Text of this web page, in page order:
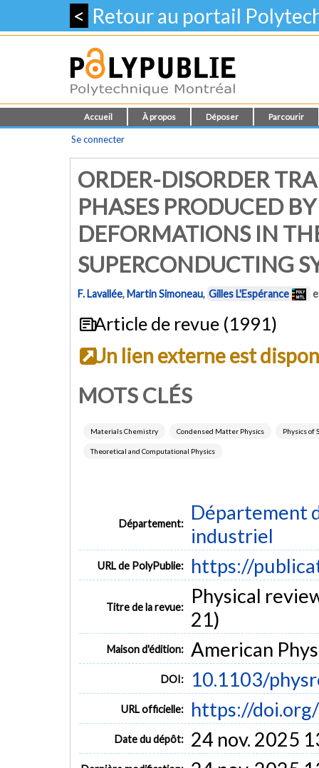
< Retour au portail
Accueil À propos Déposer Parcourir
Se connecter
ORDER-DISORDER
PHASES PRODUCED
DEFORMATIONS IN
SUPERCONDUCTING
F. Lavallée,Martin Simoneau, Gilles L'Espérance
Article de revue (1991)
Un lien externe est
MOTS CLÉS
Materials Chemistry Condensed Matter Physics Physics of
Theoretical and Computational Physics
Département:
Département
industriel
URL de PolyPublie: https://
Titre de la revue:
Physical
21)
Maison d'édition: American
DOI: 10.1103/
URL officielle: https://
Date du dépôt: 24 nov. 2025